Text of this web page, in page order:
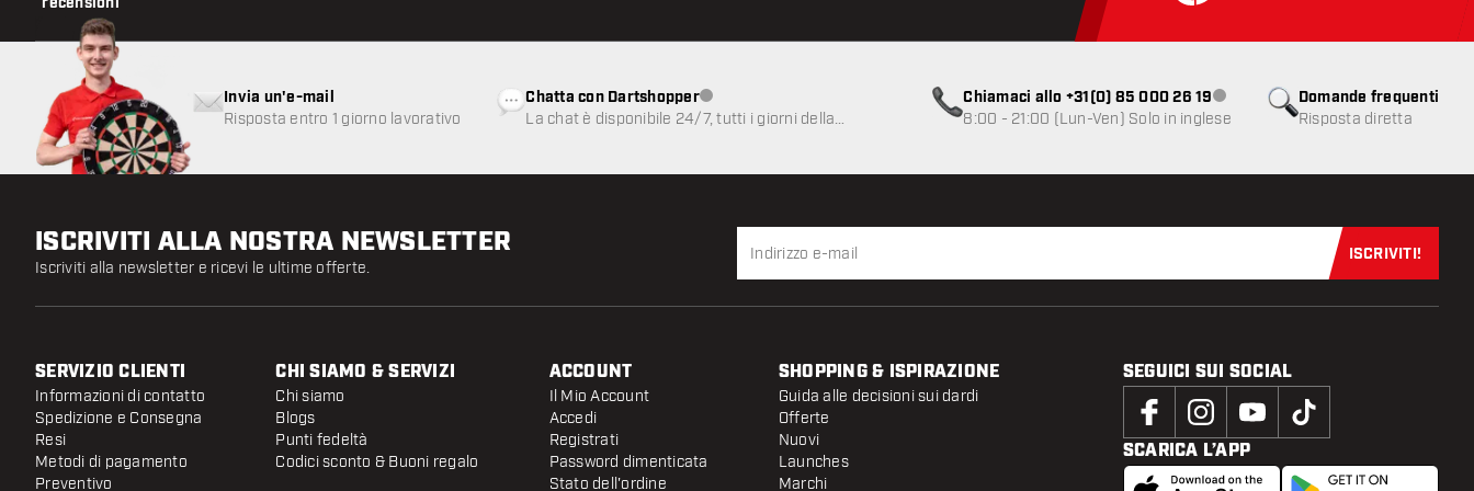
Domande frequenti
Risposta diretta
Invia un'e-mail
Risposta entro 1 giorno lavorativo
Chatta con DartshopperServizio clienti non disponibile
La chat è disponibile 24/7, tutti i giorni della
Chiamaci allo +31(0) 85 000 26 19Servizio clienti non disponibile
8:00 - 21:00 (Lun-Ven) Solo in inglese
ISCRIVITI ALLA NOSTRA NEWSLETTER
Iscriviti alla newsletter e ricevi le ultime offerte.
Iscriviti
ISCRIVITI!
SERVIZIO CLIENTI
Informazioni di contatto
Spedizione e Consegna
Resi
Metodi di pagamento
Preventivo
CHI SIAMO & SERVIZI
Chi siamo
Blogs
Punti fedeltà
Codici sconto & Buoni regalo
ACCOUNT
Il Mio Account
Accedi
Registrati
Password dimenticata
Stato dell'ordine
SHOPPING & ISPIRAZIONE
Guida alle decisioni sui dardi
Offerte
Nuovi
Launches
Marchi
SEGUICI SUI SOCIAL
SCARICA L’APP